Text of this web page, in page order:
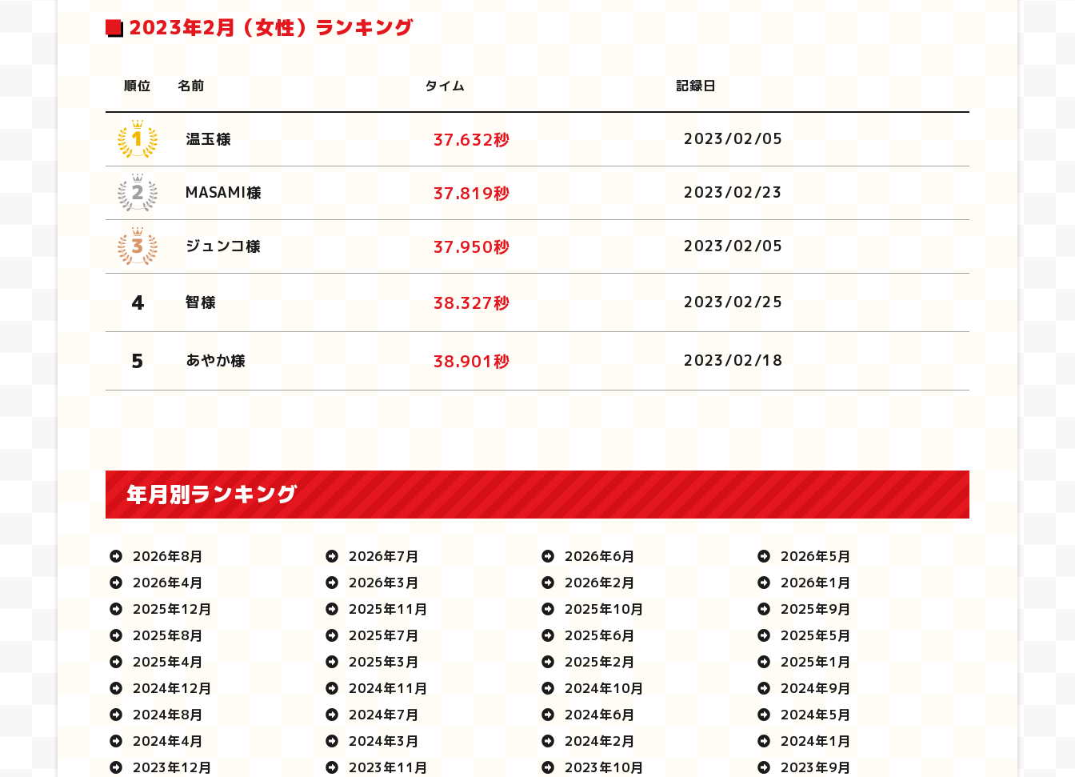
2023年2月（女性）ランキング
順位 名前 タイム 記録日
温玉様 37.632秒 2023/02/05
MASAMI様 37.819秒 2023/02/23
ジュンコ様 37.950秒 2023/02/05
智様 38.327秒 2023/02/25
あやか様 38.901秒 2023/02/18
年月別ランキング
2026年8月 2026年7月 2026年6月
2026年5月
2026年4月
2026年3月 2026年2月
2026年1月
2025年12月
2025年11月 2025年10月
2025年9月
2025年8月
2025年7月 2025年6月
2025年5月
2025年4月
2025年3月 2025年2月
2025年1月
2024年12月
2024年11月 2024年10月
2024年9月
2024年8月
2024年7月 2024年6月
2024年5月
2024年4月
2024年3月 2024年2月
2024年1月
2023年12月
2023年11月 2023年10月
2023年9月